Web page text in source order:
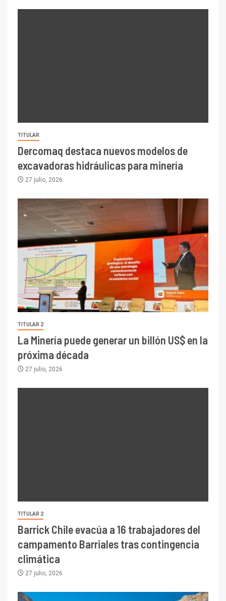
TITULAR
Dercomaq destaca nuevos modelos de
excavadoras hidráulicas para minería
27 julio, 2026
TITULAR 2
La Minería puede generar un billón US$ en la
próxima década
27 julio, 2026
TITULAR 2
Barrick Chile evacúa a 16 trabajadores del
campamento Barriales tras contingencia
climática
27 julio, 2026